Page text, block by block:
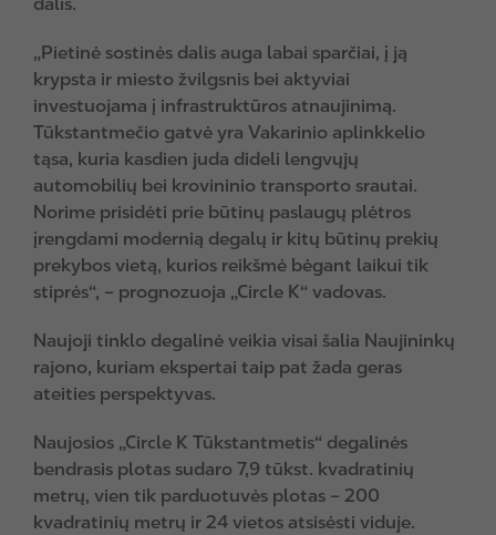
dalis.
„Pietinė sostinės dalis auga labai sparčiai, į ją
krypsta ir miesto žvilgsnis bei aktyviai
investuojama į infrastruktūros atnaujinimą.
Tūkstantmečio gatvė yra Vakarinio aplinkkelio
tąsa, kuria kasdien juda dideli lengvųjų
automobilių bei krovininio transporto srautai.
Norime prisidėti prie būtinų paslaugų plėtros
įrengdami modernią degalų ir kitų būtinų prekių
prekybos vietą, kurios reikšmė bėgant laikui tik
stiprės“, – prognozuoja „Circle K“ vadovas.
Naujoji tinklo degalinė veikia visai šalia Naujininkų
rajono, kuriam ekspertai taip pat žada geras
ateities perspektyvas.
Naujosios „Circle K Tūkstantmetis“ degalinės
bendrasis plotas sudaro 7,9 tūkst. kvadratinių
metrų, vien tik parduotuvės plotas – 200
kvadratinių metrų ir 24 vietos atsisėsti viduje.